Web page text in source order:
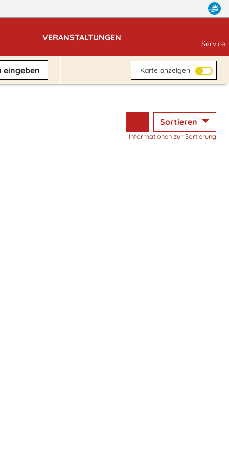
VERANSTALTUNGEN
Service
eingeben Karte anzeigen
Sortieren
Informationen zur Sortierung